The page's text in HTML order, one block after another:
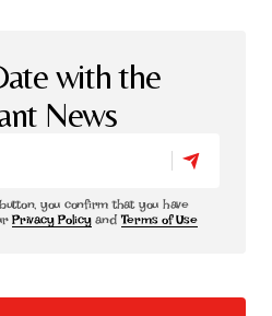
with the
News
you confirm that you have
Privacy PolicyandTerms of Use